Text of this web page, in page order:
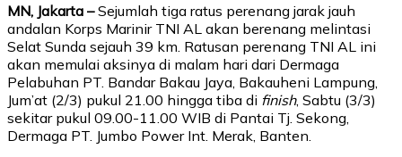
MN, Jakarta –Sejumlah tiga ratus perenang jarak jauh
andalan Korps Marinir TNI AL akan berenang melintasi
Selat Sunda sejauh 39 km. Ratusan perenang TNI AL ini
akan memulai aksinya di malam hari dari Dermaga
Pelabuhan PT. Bandar Bakau Jaya, Bakauheni Lampung,
Jum’at (2/3) pukul 21.00 hingga tiba di finish, Sabtu (3/3)
sekitar pukul 09.00-11.00 WIB di Pantai Tj. Sekong,
Dermaga PT. Jumbo Power Int. Merak, Banten.